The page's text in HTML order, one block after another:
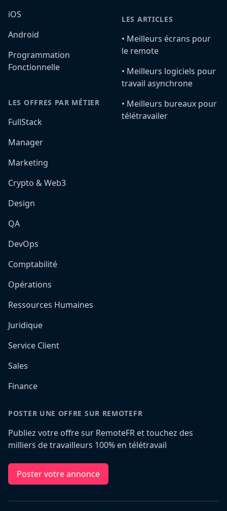
iOS
Android
Programmation
Fonctionnelle
LES OFFRES PAR MÉTIER
FullStack
Manager
Marketing
Crypto & Web3
Design
QA
DevOps
Comptabilité
Opérations
Ressources Humaines
Juridique
Service Client
Sales
Finance
LES ARTICLES
•️ Meilleurs écrans pour
le remote
•️ Meilleurs logiciels pour
travail asynchrone
•️ Meilleurs bureaux pour
télétravailer
POSTER UNE OFFRE SUR REMOTEFR
Publiez votre offre sur RemoteFR et touchez des
milliers de travailleurs 100% en télétravail
Poster votre annonce